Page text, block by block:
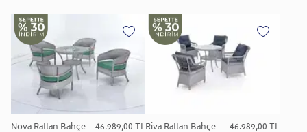
Nova Rattan Bahçe 46.989,00 TLRiva Rattan Bahçe 46.989,00 TL